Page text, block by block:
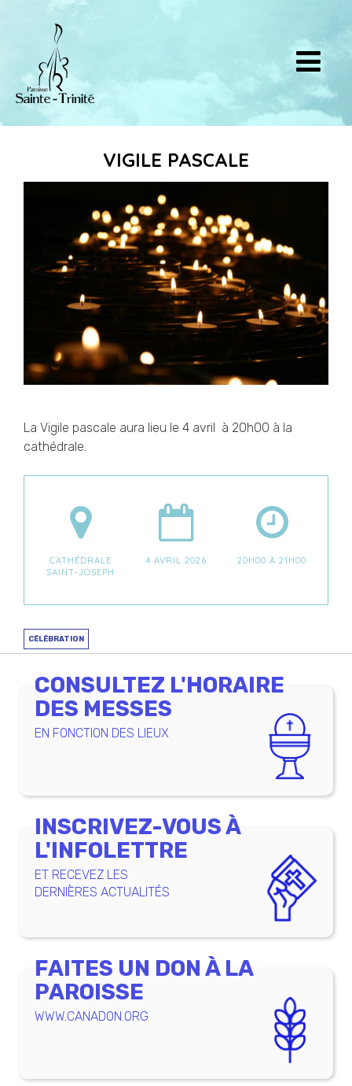
VIGILE PASCALE
La Vigile pascale aura lieu le 4 avril à 20h00 à la
cathédrale.
CATHÉDRALE
SAINT-JOSEPH
4 AVRIL 2026 20H00 À 21H00
CÉLÉBRATION
CONSULTEZ L'HORAIRE
DES MESSES
EN FONCTION DES LIEUX
INSCRIVEZ-VOUS À
L'INFOLETTRE
ET RECEVEZ LES
DERNIÈRES ACTUALITÉS
FAITES UN DON À LA
PAROISSE
WWW.CANADON.ORG